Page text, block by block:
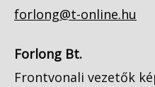
forlong@t-online.hu
Forlong Bt.
Frontvonali vezetők